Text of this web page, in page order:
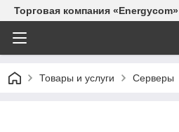
Торговая компания «Energycom»
Товары и услуги Серверы